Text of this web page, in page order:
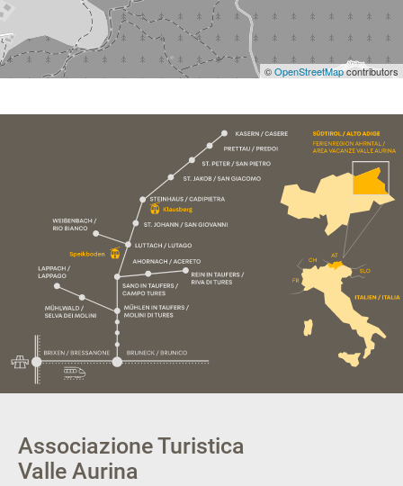
©OpenStreetMapcontributors
Associazione Turistica
Valle Aurina